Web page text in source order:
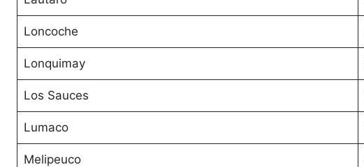
Loncoche
Lonquimay
Los Sauces
Lumaco
Melipeuco